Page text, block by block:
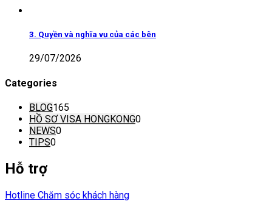
3. Quyền và nghĩa vụ của các bên
29/07/2026
Categories
BLOG165
HỒ SƠ VISA HONGKONG0
NEWS0
TIPS0
Hỗ trợ
Hotline Chăm sóc khách hàng